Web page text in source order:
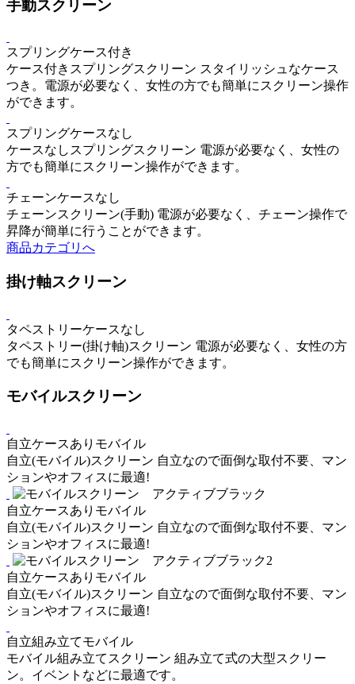
手動スクリーン
スプリングケース付き
ケース付きスプリングスクリーン スタイリッシュなケース
つき。電源が必要なく、女性の方でも簡単にスクリーン操作
ができます。
スプリングケースなし
ケースなしスプリングスクリーン 電源が必要なく、女性の
方でも簡単にスクリーン操作ができます。
チェーンケースなし
チェーンスクリーン(手動) 電源が必要なく、チェーン操作で
昇降が簡単に行うことができます。
商品カテゴリへ
掛け軸スクリーン
タペストリーケースなし
タペストリー(掛け軸)スクリーン 電源が必要なく、女性の方
でも簡単にスクリーン操作ができます。
モバイルスクリーン
自立ケースあり モバイル
自立(モバイル)スクリーン 自立なので面倒な取付不要、マン
ションやオフィスに最適!
自立ケースあり モバイル
自立(モバイル)スクリーン 自立なので面倒な取付不要、マン
ションやオフィスに最適!
自立ケースあり モバイル
自立(モバイル)スクリーン 自立なので面倒な取付不要、マン
ションやオフィスに最適!
自立組み立てモバイル
モバイル組み立てスクリーン 組み立て式の大型スクリー
ン。イベントなどに最適です。